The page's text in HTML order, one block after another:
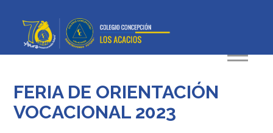
FERIA DE ORIENTACIÓN
VOCACIONAL 2023